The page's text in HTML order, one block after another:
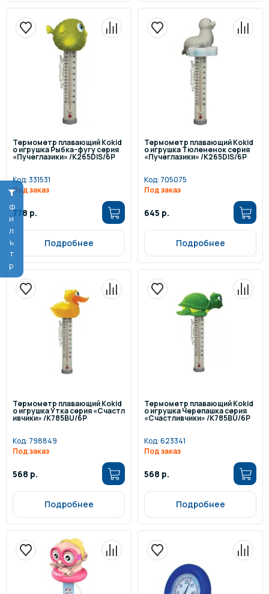
Фильтр
Термометр плавающий Kokid
o игрушка Рыбка-фугу серия
«Пучеглазики» /K265DIS/6P
Код:331531
Под заказ
778 р.
Подробнее
Термометр плавающий Kokid
o игрушка Тюлененок серия
«Пучеглазики» /K265DIS/6P
Код: 705075
Под заказ
645 р.
Подробнее
Термометр плавающий Kokid
o игрушка Утка серия «Счастл
ивчики» /K785BU/6P
Код: 798849
Под заказ
568 р.
Подробнее
Термометр плавающий Kokid
o игрушка Черепашка серия
«Счастливчики» /K785BU/6P
Код:623341
Под заказ
568 р.
Подробнее